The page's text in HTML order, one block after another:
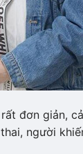
đơn giản,
người